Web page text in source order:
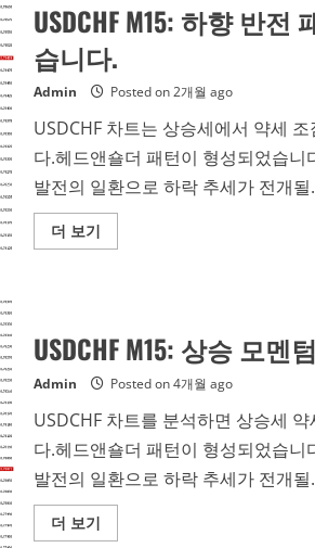
반
전
턴
이
형
성
되
었
습
니
다
USDCHF M15: 하향 반
습니다.
Admin Posted on 2개월 ago
USDCHF 차트는 상승세에서 약세
다.헤드앤숄더 패턴이 형성되었습니
발전의 일환으로 하락 추세가 전개될
더 보기Read
more
반
전
패
턴
이
형
성
되
었
습
니
다.
USDCHF M15: 상승 모멘
Admin Posted on 4개월 ago
USDCHF 차트를 분석하면 상승세
다.헤드앤숄더 패턴이 형성되었습니
발전의 일환으로 하락 추세가 전개될
더 보기Read
more